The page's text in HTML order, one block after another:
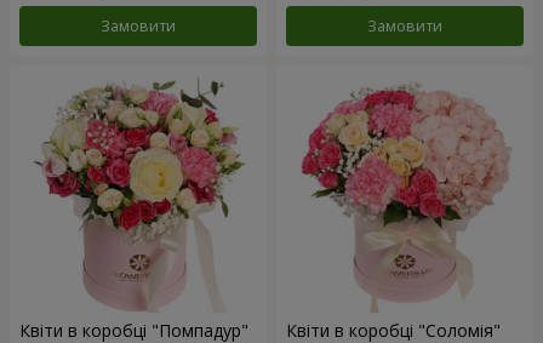
Замовити Замовити
Квіти в коробці "Помпадур" Квіти в коробці "Соломія"